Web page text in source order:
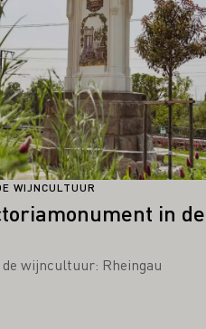
WIJNCULTUUR
in de
wijncultuur: Rheingau